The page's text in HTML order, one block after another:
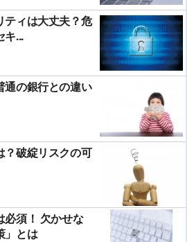
ティは大丈夫？危
キ...
通の銀行との違い
？破綻リスクの可
必須！ 欠かせな
」とは